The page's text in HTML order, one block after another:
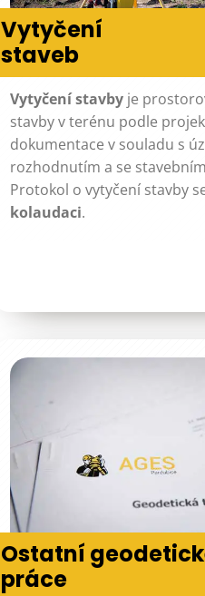
Vytyčení
staveb
Vytyčení stavbyje
stavby v terénu podle
dokumentace v souladu s
rozhodnutím a se
Protokol o vytyčení stavby
kolaudaci.
Ostatní
práce